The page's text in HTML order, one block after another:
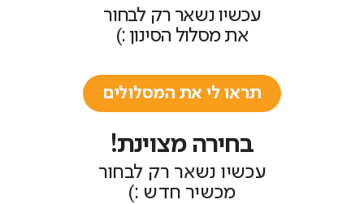
עכשיו נשאר רק לבחור
את מסלול הסינון :)
תראו לי את המסלולים
בחירה מצוינת!
עכשיו נשאר רק לבחור
מכשיר חדש :)